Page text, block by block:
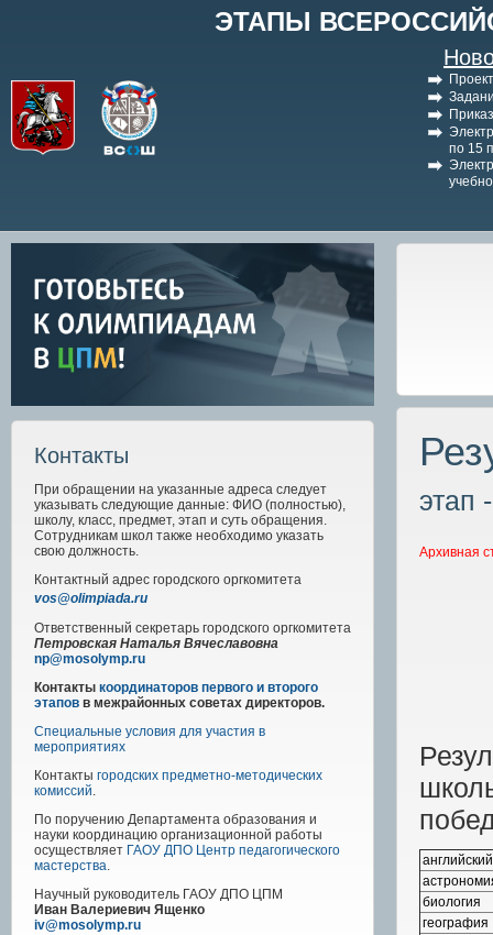
ЭТАПЫ
по 15
Контакты
При обращении на указанные адреса следует
указывать следующие данные: ФИО (полностью),
школу, класс, предмет, этап и суть обращения.
Сотрудникам школ также необходимо указать
свою должность.
Контактный адрес городского оргкомитета
vos@olimpiada.ru
Ответственный секретарь городского оргкомитета
Петровская Наталья Вячеславовна
np@mosolymp.ru
Контакты координаторов первого и второго
этапов в межрайонных советах директоров.
Специальные условия для участия в
мероприятиях
Контакты городских предметно-методических
комиссий.
По поручению Департамента образования и
науки координацию организационной работы
осуществляет ГАОУ ДПО Центр педагогического
мастерства.
Научный руководитель ГАОУ ДПО ЦПМ
Иван Валериевич Ященко
iv@mosolymp.ru
этап
Архивная
биология
география